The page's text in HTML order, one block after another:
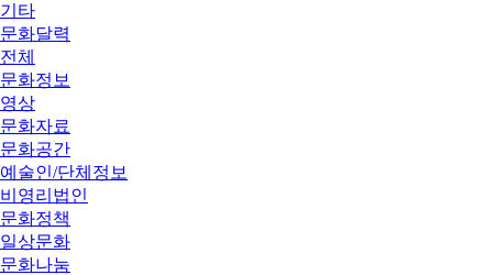
기타
문화달력
전체
문화정보
영상
문화자료
문화공간
예술인/단체정보
비영리법인
문화정책
일상문화
문화나눔